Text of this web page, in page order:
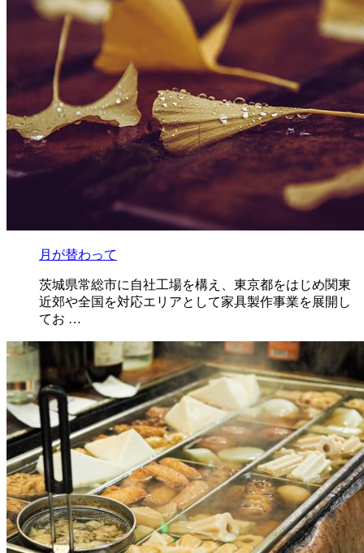
月が替わって
茨城県常総市に自社工場を構え、東京都をはじめ関東
近郊や全国を対応エリアとして家具製作事業を展開し
てお …